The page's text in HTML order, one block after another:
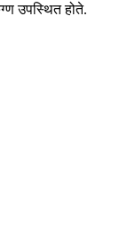
उपस्थित होते.